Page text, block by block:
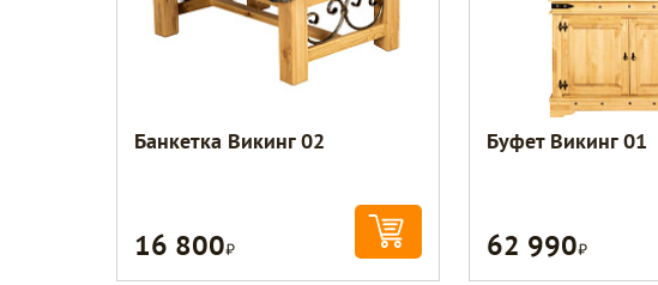
Банкетка Викинг 02
16 800Р
Буфет Викинг 01
62 990Р